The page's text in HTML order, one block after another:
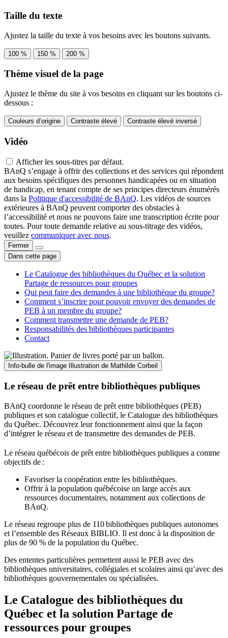
Taille du texte
Ajustez la taille du texte à vos besoins avec les boutons suivants.
100 % 150 % 200 %
Thème visuel de la page
Ajustez le thème du site à vos besoins en cliquant sur les boutons ci-
dessous :
Couleurs d’origine Contraste élevé Contraste élevé inversé
Vidéo
Afficher les sous-titres par défaut.
BAnQ s’engage à offrir des collections et des services qui répondent
aux besoins spécifiques des personnes handicapées ou en situation
de handicap, en tenant compte de ses principes directeurs énumérés
dans la Politique d'accessibilité de BAnQ. Les vidéos de sources
extérieures à BAnQ peuvent comporter des obstacles à
l’accessibilité et nous ne pouvons faire une transcription écrite pour
toutes. Pour toute demande relative au sous-titrage des vidéos,
veuillez communiquer avec nous.
Fermer
Dans cette page
Le Catalogue des bibliothèques du Québec et la solution
Partage de ressources pour groupes
Qui peut faire des demandes à une bibliothèque du groupe?
Comment s’inscrire pour pouvoir envoyer des demandes de
PEB à un membre du groupe?
Comment transmettre une demande de PEB?
Responsabilités des bibliothèques participantes
Contact
Info-bulle de l'image Illustration de Mathilde Corbeil
Le réseau de prêt entre bibliothèques publiques
BAnQ coordonne le réseau de prêt entre bibliothèques (PEB)
publiques et son catalogue collectif, le Catalogue des bibliothèques
du Québec. Découvrez leur fonctionnement ainsi que la façon
d’intégrer le réseau et de transmettre des demandes de PEB.
Le réseau québécois de prêt entre bibliothèques publiques a comme
objectifs de :
Favoriser la coopération entre les bibliothèques.
Offrir à la population québécoise un large accès aux
ressources documentaires, notamment aux collections de
BAnQ.
Le réseau regroupe plus de 110bibliothèques publiques autonomes
et l’ensemble des Réseaux BIBLIO. Il est donc à la disposition de
plus de 90 % de la population du Québec.
Des ententes particulières permettent aussi le PEB avec des
bibliothèques universitaires, collégiales et scolaires ainsi qu’avec des
bibliothèques gouvernementales ou spécialisées.
Le Catalogue des bibliothèques du
Québec et la solution Partage de
ressources pour groupes